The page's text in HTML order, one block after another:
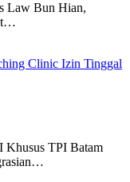
Law Bun Hian,
Clinic Izin Tinggal
Khusus TPI Batam